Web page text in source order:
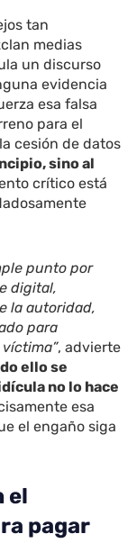
tan
medias
un discurso
evidencia
esa falsa
para el
cesión de datos
sino al
crítico está
punto por
digital,
la autoridad,
para
, advierte
ello se
no lo hace
esa
el engaño siga
el
pagar